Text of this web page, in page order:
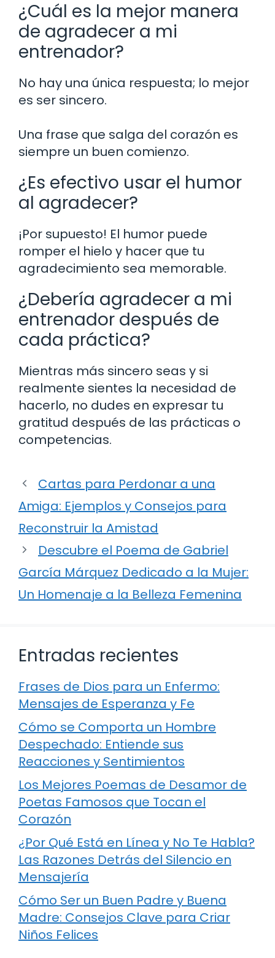
¿Cuál es la mejor manera
de agradecer a mi
entrenador?
No hay una única respuesta; lo mejor
es ser sincero.
Una frase que salga del corazón es
siempre un buen comienzo.
¿Es efectivo usar el humor
al agradecer?
¡Por supuesto! El humor puede
romper el hielo y hacer que tu
agradecimiento sea memorable.
¿Debería agradecer a mi
entrenador después de
cada práctica?
Mientras más sincero seas y si
realmente sientes la necesidad de
hacerlo, no dudes en expresar tu
gratitud después de las prácticas o
competencias.
Cartas para Perdonar a una
Amiga: Ejemplos y Consejos para
Reconstruir la Amistad
Descubre el Poema de Gabriel
García Márquez Dedicado a la Mujer:
Un Homenaje a la Belleza Femenina
Entradas recientes
Frases de Dios para un Enfermo:
Mensajes de Esperanza y Fe
Cómo se Comporta un Hombre
Despechado: Entiende sus
Reacciones y Sentimientos
Los Mejores Poemas de Desamor de
Poetas Famosos que Tocan el
Corazón
¿Por Qué Está en Línea y No Te Habla?
Las Razones Detrás del Silencio en
Mensajería
Cómo Ser un Buen Padre y Buena
Madre: Consejos Clave para Criar
Niños Felices